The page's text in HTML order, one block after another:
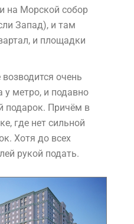
на Морской собор
Запад), и там
и площадки
очень
метро, и подавно
подарок. Причём в
где нет сильной
Хотя до всех
рукой подать.